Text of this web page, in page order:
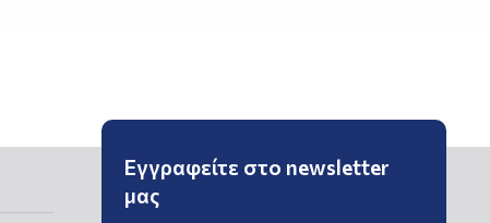
Εγγραφείτε στο newsletter
μας